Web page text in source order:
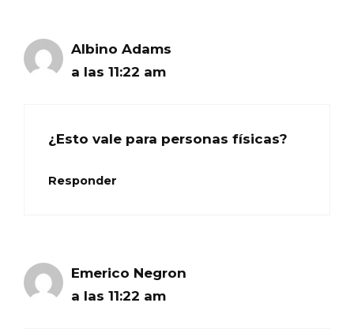
Albino Adams
a las 11:22 am
¿Esto vale para personas físicas?
Responder
Emerico Negron
a las 11:22 am